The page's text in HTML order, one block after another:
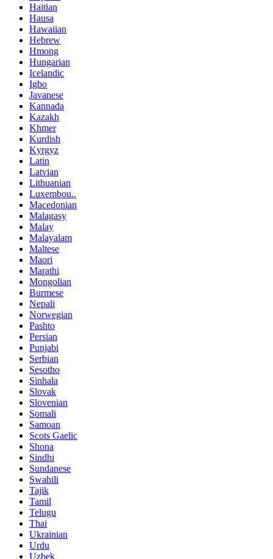
Haitian
Hausa
Hawaiian
Hebrew
Hmong
Hungarian
Icelandic
Igbo
Javanese
Kannada
Kazakh
Khmer
Kurdish
Kyrgyz
Latin
Latvian
Lithuanian
Luxembou..
Macedonian
Malagasy
Malay
Malayalam
Maltese
Maori
Marathi
Mongolian
Burmese
Nepali
Norwegian
Pashto
Persian
Punjabi
Serbian
Sesotho
Sinhala
Slovak
Slovenian
Somali
Samoan
Scots Gaelic
Shona
Sindhi
Sundanese
Swahili
Tajik
Tamil
Telugu
Thai
Ukrainian
Urdu
Uzbek